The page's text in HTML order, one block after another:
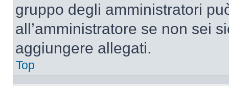
gruppo degli amministratori
all’amministratore se non sei
aggiungere allegati.
Top